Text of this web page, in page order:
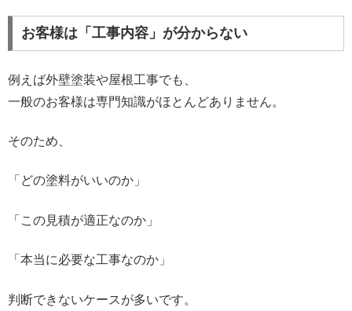
お客様は「工事内容」が分からない
例えば外壁塗装や屋根工事でも、
一般のお客様は専門知識がほとんどありません。
そのため、
「どの塗料がいいのか」
「この見積が適正なのか」
「本当に必要な工事なのか」
判断できないケースが多いです。